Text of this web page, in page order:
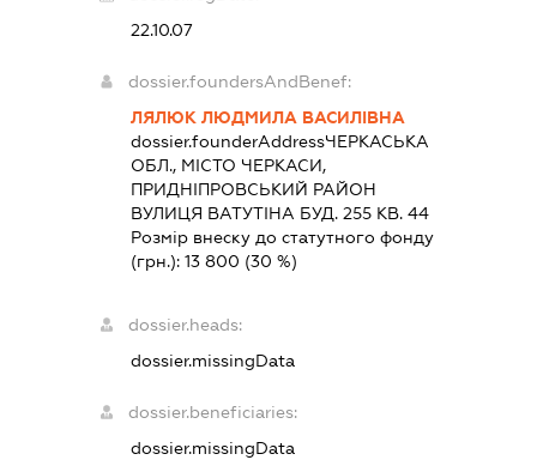
22.10.07
dossier.foundersAndBenef:
ЛЯЛЮК ЛЮДМИЛА ВАСИЛІВНА
dossier.founderAddressЧЕРКАСЬКА
ОБЛ., МІСТО ЧЕРКАСИ,
ПРИДНІПРОВСЬКИЙ РАЙОН
ВУЛИЦЯ ВАТУТІНА БУД. 255 КВ. 44
Розмір внеску до статутного фонду
(грн.): 13 800 (30 %)
dossier.heads:
dossier.missingData
dossier.beneficiaries:
dossier.missingData